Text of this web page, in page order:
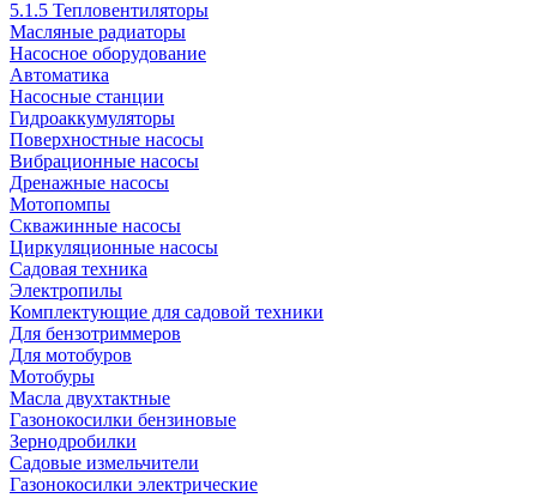
5.1.5 Тепловентиляторы
Масляные радиаторы
Насосное оборудование
Автоматика
Насосные станции
Гидроаккумуляторы
Поверхностные насосы
Вибрационные насосы
Дренажные насосы
Мотопомпы
Скважинные насосы
Циркуляционные насосы
Садовая техника
Электропилы
Комплектующие для садовой техники
Для бензотриммеров
Для мотобуров
Мотобуры
Масла двухтактные
Газонокосилки бензиновые
Зернодробилки
Садовые измельчители
Газонокосилки электрические